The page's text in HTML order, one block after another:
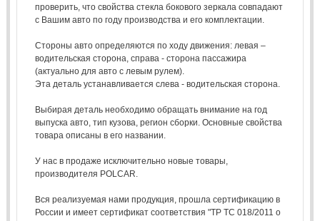
проверить, что свойства стекла бокового зеркала совпадают
с Вашим авто по году производства и его комплектации.
Стороны авто определяются по ходу движения: левая –
водительская сторона, справа - сторона пассажира
(актуально для авто с левым рулем).
Эта деталь устанавливается слева - водительская сторона.
Выбирая деталь необходимо обращать внимание на год
выпуска авто, тип кузова, регион сборки. Основные свойства
товара описаны в его названии.
У нас в продаже исключительно новые товары,
производителя POLCAR.
Вся реализуемая нами продукция, прошла сертификацию в
России и имеет сертификат соответствия "ТР ТС 018/2011 о